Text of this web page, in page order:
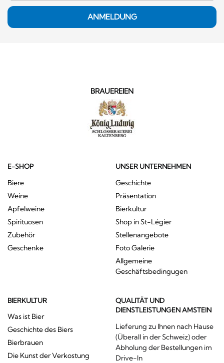
ANMELDUNG
BRAUEREIEN
E-SHOP
Biere
Weine
Apfelweine
Spirituosen
Zubehör
Geschenke
UNSER UNTERNEHMEN
Geschichte
Präsentation
Bierkultur
Shop in St-Légier
Stellenangebote
Foto Galerie
Allgemeine
Geschäftsbedingugen
BIERKULTUR
Was ist Bier
Geschichte des Biers
Bierbrauen
Die Kunst der Verkostung
QUALITÄT UND
DIENSTLEISTUNGEN AMSTEIN
Lieferung zu Ihnen nach Hause
(Überall in der Schweiz) oder
Abholung der Bestellungen im
Drive-In